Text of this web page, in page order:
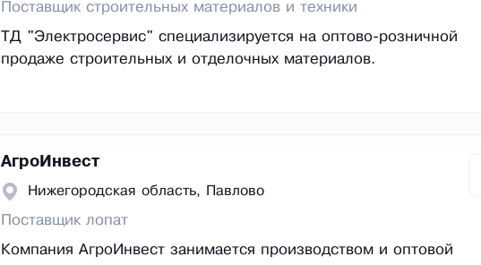
Поставщик строительных материалов и техники
ТД "Электросервис" специализируется на оптово-розничной
продаже строительных и отделочных материалов.
АгроИнвест
Нижегородская область, Павлово
Поставщик лопат
Компания АгроИнвест занимается производством и оптовой